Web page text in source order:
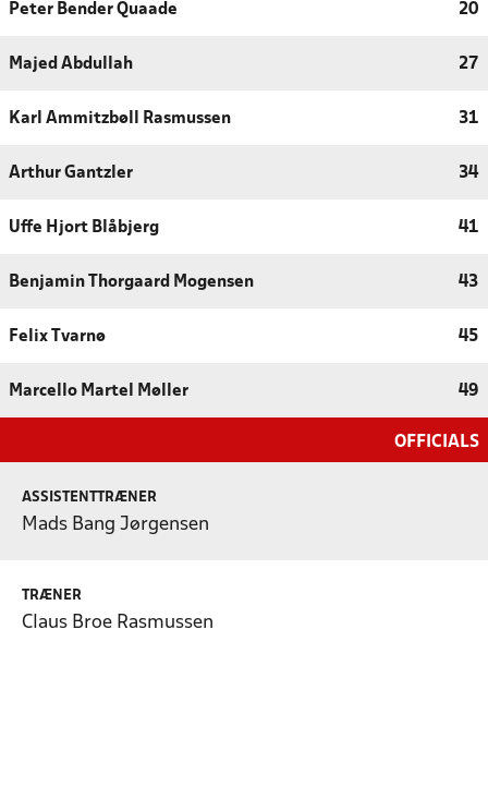
Peter Bender Quaade 20
Majed Abdullah 27
Karl Ammitzbøll Rasmussen 31
Arthur Gantzler 34
Uffe Hjort Blåbjerg 41
Benjamin Thorgaard Mogensen 43
Felix Tvarnø 45
Marcello Martel Møller 49
OFFICIALS
ASSISTENTTRÆNER
Mads Bang Jørgensen
TRÆNER
Claus Broe Rasmussen